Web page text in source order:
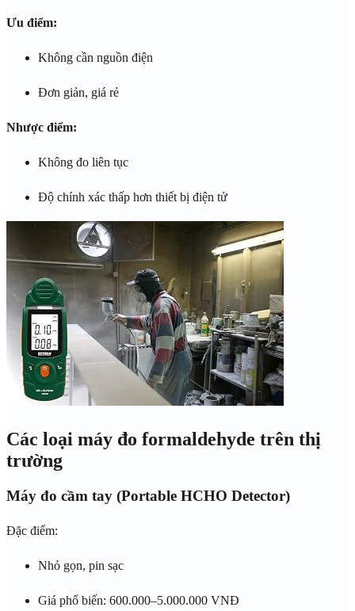
Ưu điểm:
Không cần nguồn điện
Đơn giản, giá rẻ
Nhược điểm:
Không đo liên tục
Độ chính xác thấp hơn thiết bị điện tử
Các loại máy đo formaldehyde trên thị
trường
Máy đo cầm tay (Portable HCHO Detector)
Đặc điểm:
Nhỏ gọn, pin sạc
Giá phổ biến: 600.000–5.000.000 VNĐ